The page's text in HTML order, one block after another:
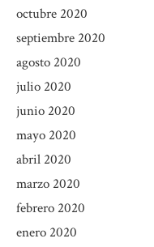
octubre 2020
septiembre 2020
agosto 2020
julio 2020
junio 2020
mayo 2020
abril 2020
marzo 2020
febrero 2020
enero 2020